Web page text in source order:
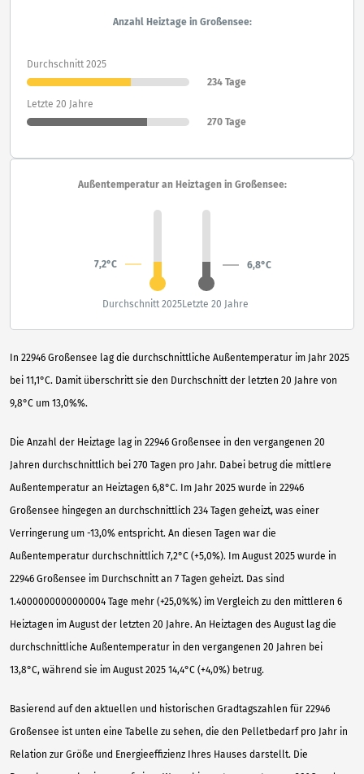
In 22946 Großensee lag die durchschnittliche Außentemperatur im Jahr 2025
bei 11,1°C. Damit überschritt sie den Durchschnitt der letzten 20 Jahre von
9,8°C um 13,0%%.
Die Anzahl der Heiztage lag in 22946 Großensee in den vergangenen 20
Jahren durchschnittlich bei 270 Tagen pro Jahr. Dabei betrug die mittlere
Außentemperatur an Heiztagen 6,8°C. Im Jahr 2025 wurde in 22946
Großensee hingegen an durchschnittlich 234 Tagen geheizt, was einer
Verringerung um -13,0% entspricht. An diesen Tagen war die
Außentemperatur durchschnittlich 7,2°C (+5,0%). Im August 2025 wurde in
22946 Großensee im Durchschnitt an 7 Tagen geheizt. Das sind
1.4000000000000004 Tage mehr (+25,0%%) im Vergleich zu den mittleren 6
Heiztagen im August der letzten 20 Jahre. An Heiztagen des August lag die
durchschnittliche Außentemperatur in den vergangenen 20 Jahren bei
13,8°C, während sie im August 2025 14,4°C (+4,0%) betrug.
Basierend auf den aktuellen und historischen Gradtagszahlen für 22946
Großensee ist unten eine Tabelle zu sehen, die den Pelletbedarf pro Jahr in
Relation zur Größe und Energieeffizienz Ihres Hauses darstellt. Die
Anzahl Heiztage in Großensee:
Durchschnitt 2025
234 Tage
Letzte 20 Jahre
270 Tage
Außentemperatur an Heiztagen in Großensee:
7,2°C 6,8°C
Durchschnitt 2025Letzte 20 Jahre